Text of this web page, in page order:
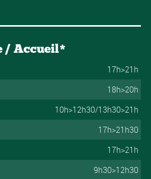
/ Accueil*
17h>21h
18h>20h
10h>12h30/13h30>21h
17h>21h30
17h>21h
9h30>12h30